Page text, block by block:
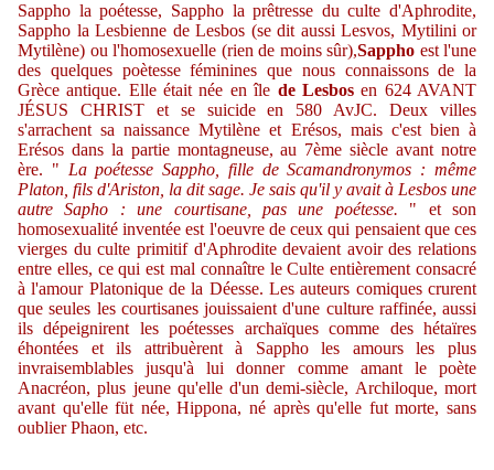
Sappho la poétesse, Sappho la prêtresse du culte d'Aphrodite,
Sappho la Lesbienne de Lesbos (se dit aussi Lesvos, Mytilini or
Mytilène) ou l'homosexuelle (rien de moins sûr),Sappho est l'une
des quelques poètesse féminines que nous connaissons de la
Grèce antique. Elle était née en île de Lesbosen 624 AVANT
JÉSUS CHRIST et se suicide en 580 AvJC. Deux villes
s'arrachent sa naissance Mytilène et Erésos, mais c'est bien à
Erésos dans la partie montagneuse, au 7ème siècle avant notre
ère. " La poétesse Sappho, fille de Scamandronymos : même
Platon, fils d'Ariston, la dit sage. Je sais qu'il y avait à Lesbos une
autre Sapho : une courtisane, pas une poétesse. " et son
homosexualité inventée est l'oeuvre de ceux qui pensaient que ces
vierges du culte primitif d'Aphrodite devaient avoir des relations
entre elles, ce qui est mal connaître le Culte entièrement consacré
à l'amour Platonique de la Déesse. Les auteurs comiques crurent
que seules les courtisanes jouissaient d'une culture raffinée, aussi
ils dépeignirent les poétesses archaïques comme des hétaïres
éhontées et ils attribuèrent à Sappho les amours les plus
invraisemblables jusqu'à lui donner comme amant le poète
Anacréon, plus jeune qu'elle d'un demi-siècle, Archiloque, mort
avant qu'elle füt née, Hippona, né après qu'elle fut morte, sans
oublier Phaon, etc.